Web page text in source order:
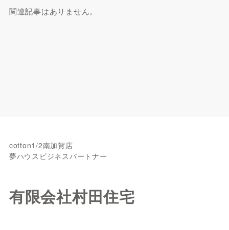
関連記事はありません。
cotton1/2南加賀店
夢ハウスビジネスパートナー
有限会社村田住宅